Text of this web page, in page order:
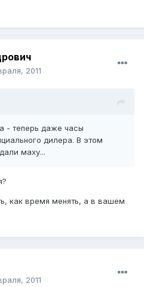
2011
- теперь даже часы
дилера. В этом
маху...
как время менять, а в вашем
2011